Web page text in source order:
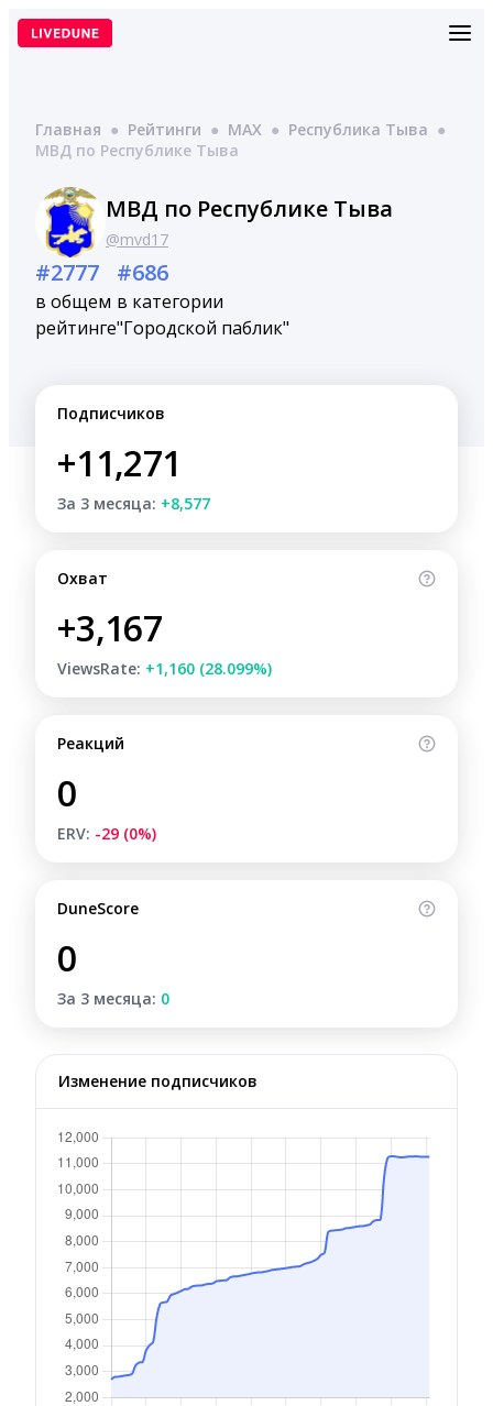
Перейти
Главная ● Рейтинги ● MAX ● Республика Тыва ●
МВД по Республике Тыва
МВД по Республике Тыва
@mvd17
#2777
в общем
рейтинге
#686
в категории
"Городской паблик"
Подписчиков
+11,271
За 3 месяца: +8,577
Охват
+3,167
ViewsRate: +1,160 (28.099%)
Реакций
0
ERV: -29 (0%)
DuneScore
0
За 3 месяца: 0
Изменение подписчиков